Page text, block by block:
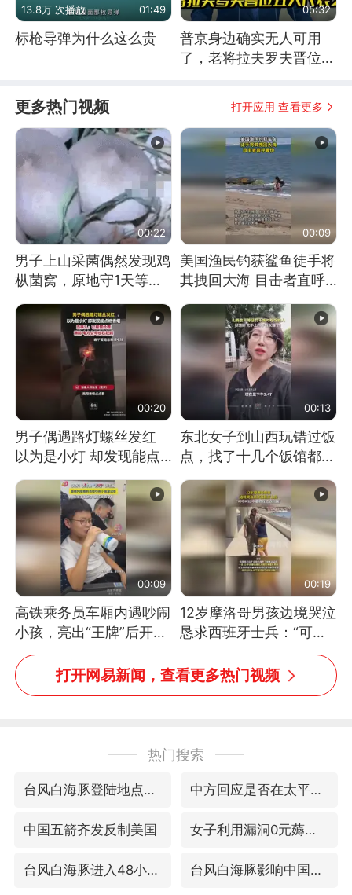
13.8万 次播放 01:49
标枪导弹为什么这么贵
05:32
普京身边确实无人可用
了，老将拉夫罗夫晋位五
更多热门视频 打开应用 查看更多
00:22
男子上山采菌偶然发现鸡
枞菌窝，原地守1天等它
00:09
美国渔民钓获鲨鱼徒手将
其拽回大海 目击者直呼
消息）
00:20
男子偶遇路灯螺丝发红
以为是小灯 却发现能点
处理
00:13
东北女子到山西玩错过饭
点，找了十几个饭馆都没
00:09
高铁乘务员车厢内遇吵闹
小孩，亮出“王牌”后开启
一键静音
00:19
12岁摩洛哥男孩边境哭泣
恳求西班牙士兵：“可不
可以不要把我遣返回国”
打开网易新闻，查看更多热门视频
热门搜索
台风白海豚登陆地点更新 中方回应是否在太平洋海底开采稀土
中国五箭齐发反制美国 女子利用漏洞0元薅走3000多件家电
台风白海豚进入48小时警戒线 台风白海豚影响中国已成定局